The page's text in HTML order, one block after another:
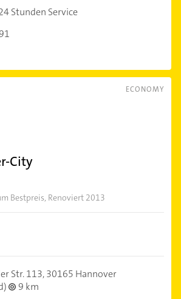
Stunden Service
ECONOMY
City
Bestpreis, Renoviert 2013
Str. 113,30165 Hannover
9 km